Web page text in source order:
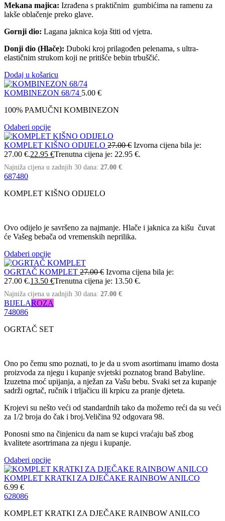
Mekana majica: Izrađena s praktičnim gumbićima na ramenu za
lakše oblačenje preko glave.
Gornji dio: Lagana jaknica koja štiti od vjetra.
Donji dio (Hlače): Duboki kroj prilagođen pelenama, s ultra-
elastičnim strukom koji ne pritišće bebin trbuščić.
Dodaj u košaricu
KOMBINEZON 68/74 5.00 €
100% PAMUČNI KOMBINEZON
Odaberi opcije
KOMPLET KIŠNO ODIJELO 27.00€ Izvorna cijena bila je:
27.00 €.22.95 €Trenutna cijena je: 22.95 €.
Najniža cijena u zadnjih 30 dana: 27.00 €
687480
KOMPLET KIŠNO ODIJELO
Ovo odijelo je savršeno za najmanje. Hlače i jaknica za kišu čuvat
će Vašeg bebača od vremenskih neprilika.
Odaberi opcije
OGRTAČ KOMPLET 27.00€ Izvorna cijena bila je:
27.00 €.13.50 €Trenutna cijena je: 13.50 €.
Najniža cijena u zadnjih 30 dana: 27.00 €
BIJELAROZA
748086
OGRTAČ SET
Ono po čemu smo poznati, to je da u svom asortimanu imamo dosta
proizvoda za njegu i kupanje svjetski poznatog brand Babyline.
Izuzetna moć upijanja, a nježan za Vašu bebu. Svaki set za kupanje
sadrži ogrtač, ručnik i trljačicu ili krpicu za pranje djeteta.
Krojevi su nešto veći od standardnih tako da možemo reći da su veći
za 1/2 broja do čak i broj.Veličina 92 odgovara 98.
Ponosni smo na činjenicu da nam se kupci vraćaju baš zbog
kvalitete asortrimana za njegu i kupanje.
Odaberi opcije
KOMPLET KRATKI ZA DJEČAKE RAINBOW ANILCO
6.99 €
628086
KOMPLET KRATKI ZA DJEČAKE RAINBOW ANILCO